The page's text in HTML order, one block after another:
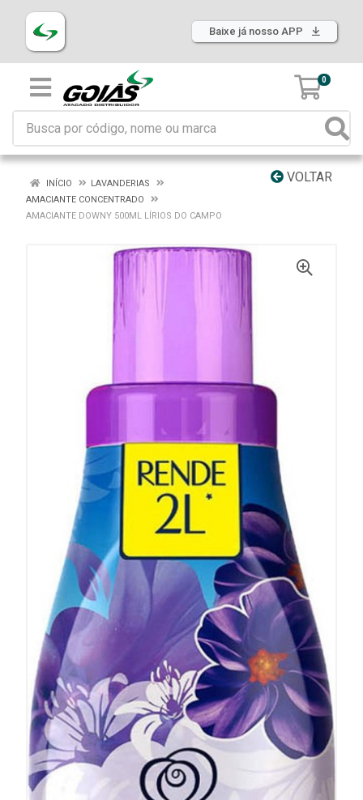
Baixe já nosso APP
0
VOLTAR
INÍCIO
LAVANDERIAS
AMACIANTE CONCENTRADO
AMACIANTE DOWNY 500ML LÍRIOS DO CAMPO